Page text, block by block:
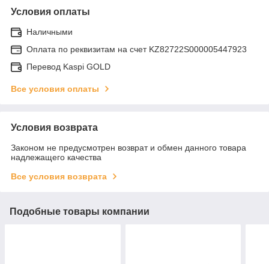
Условия оплаты
Наличными
Оплата по реквизитам на счет KZ82722S000005447923
Перевод Kaspi GOLD
Все условия оплаты
Условия возврата
Законом не предусмотрен возврат и обмен данного товара
надлежащего качества
Все условия возврата
Подобные товары компании